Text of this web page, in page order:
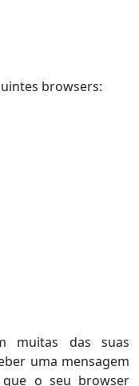
browsers:
muitas das suas
uma mensagem
que o seu browser